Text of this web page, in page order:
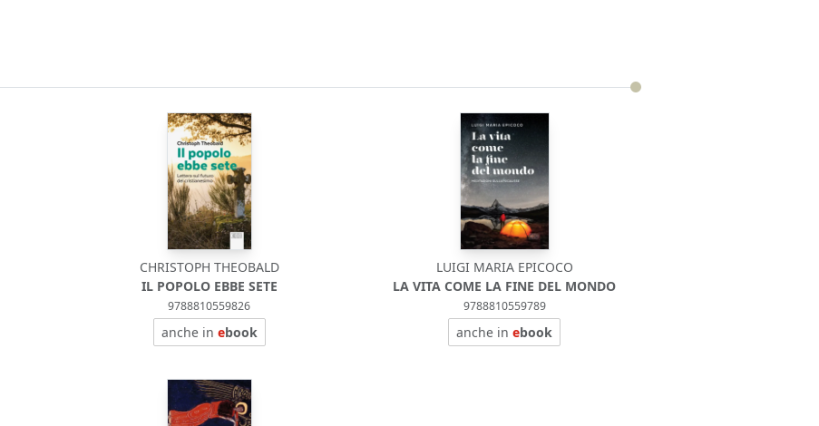
CHRISTOPH THEOBALD
IL POPOLO EBBE SETE
9788810559826
anche in ebook
LUIGI MARIA EPICOCO
LA VITA COME LA FINE DEL MONDO
9788810559789
anche inebook